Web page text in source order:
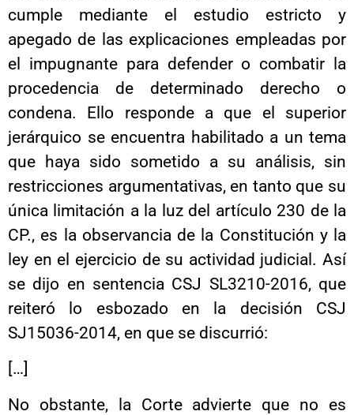
cumple mediante el estudio estricto y
apegado de las explicaciones empleadas por
el impugnante para defender o combatir la
procedencia de determinado derecho o
condena. Ello responde a que el superior
jerárquico se encuentra habilitado a un tema
que haya sido sometido a su análisis, sin
restricciones argumentativas, en tanto que su
única limitación a la luz del artículo 230 de la
CP., es la observancia de la Constitución y la
ley en el ejercicio de su actividad judicial. Así
se dijo en sentencia CSJ SL3210-2016, que
reiteró lo esbozado en la decisión CSJ
SJ15036-2014, en que se discurrió:
[…]
No obstante, la Corte advierte que no es